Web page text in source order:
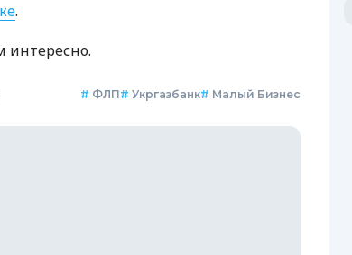
.
интересно.
# ФЛП# Укргазбанк# Малый Бизнес